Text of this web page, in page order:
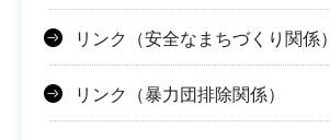
リンク（安全なまちづくり関係）
リンク（暴力団排除関係）